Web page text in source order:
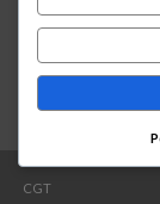
VAGA
DOCUMENTAL
CGT